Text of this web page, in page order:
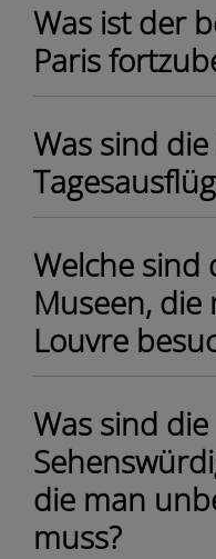
Was ist der
Paris
Was sind
Welche sind
Museen,
Louvre
Was sind die
die man
muss?